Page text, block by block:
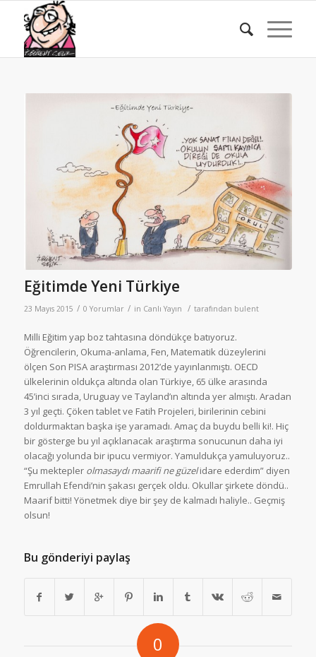
Eğitimde Yeni Türkiye
23 Mayıs 2015 / 0 Yorumlar / in Canlı Yayın / tarafından bulent
Milli Eğitim yap boz tahtasına döndükçe batıyoruz.
Öğrencilerin, Okuma-anlama, Fen, Matematik düzeylerini
ölçen Son PISA araştırması 2012’de yayınlanmıştı. OECD
ülkelerinin oldukça altında olan Türkiye, 65 ülke arasında
45’inci sırada, Uruguay ve Tayland’ın altında yer almıştı. Aradan
3 yıl geçti. Çöken tablet ve Fatih Projeleri, birilerinin cebini
doldurmaktan başka işe yaramadı. Amaç da buydu belli ki!. Hiç
bir gösterge bu yıl açıklanacak araştırma sonucunun daha iyi
olacağı yolunda bir ipucu vermiyor. Yamuldukça yamuluyoruz..
“Şu mektepler olmasaydı maarifi ne güzelidare ederdim” diyen
Emrullah Efendi’nin şakası gerçek oldu. Okullar şirkete döndü..
Maarif bitti! Yönetmek diye bir şey de kalmadı haliyle.. Geçmiş
olsun!
Bu gönderiyi paylaş
0